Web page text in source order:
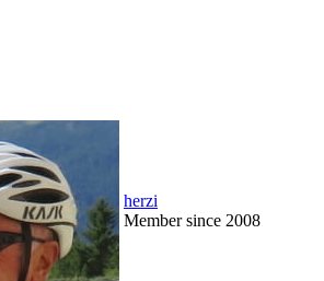
herzi
Member since 2008